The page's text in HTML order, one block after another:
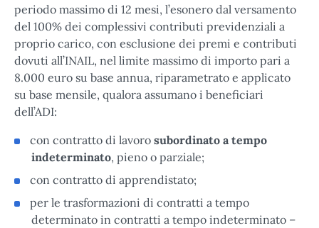
periodo massimo di 12 mesi, l’esonero dal versamento
del 100% dei complessivi contributi previdenziali a
proprio carico, con esclusione dei premi e contributi
dovuti all’INAIL, nel limite massimo di importo pari a
8.000 euro su base annua, riparametrato e applicato
su base mensile, qualora assumano i beneficiari
dell’ADI:
con contratto di lavoro subordinato a tempo
indeterminato, pieno o parziale;
con contratto di apprendistato;
per le trasformazioni di contratti a tempo
determinato in contratti a tempo indeterminato –